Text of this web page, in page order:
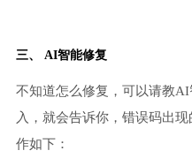
三、 AI智能修复
不知道怎么修复，可以请教
入，就会告诉你，错误码出
作如下：